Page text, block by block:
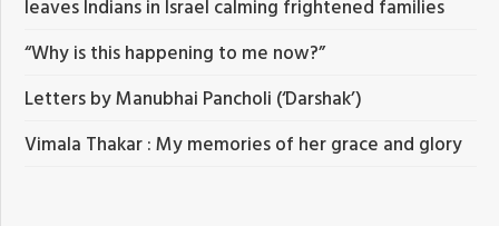
leaves Indians in Israel calming frightened families
“Why is this happening to me now?”
Letters by Manubhai Pancholi (‘Darshak’)
Vimala Thakar : My memories of her grace and glory